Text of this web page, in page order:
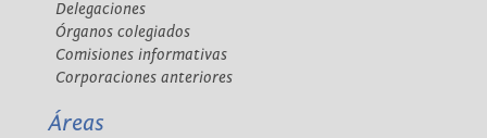
Delegaciones
Órganos colegiados
Comisiones informativas
Corporaciones anteriores
Áreas